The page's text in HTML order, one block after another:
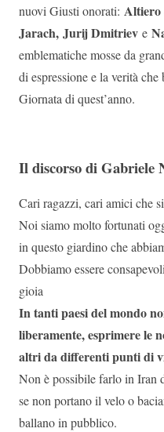
nuovi Giusti onorati: Altiero
Jarach, Jurij Dmitriev e
emblematiche mosse da
di espressione e la verità
Giornata di quest’anno.
Il discorso di Gabriele
Cari ragazzi, cari amici che
Noi siamo molto fortunati
in questo giardino che
Dobbiamo essere
gioia
In tanti paesi del mondo
liberamente, esprimere le
altri da differenti punti di
Non è possibile farlo in Iran
se non portano il velo o
ballano in pubblico.